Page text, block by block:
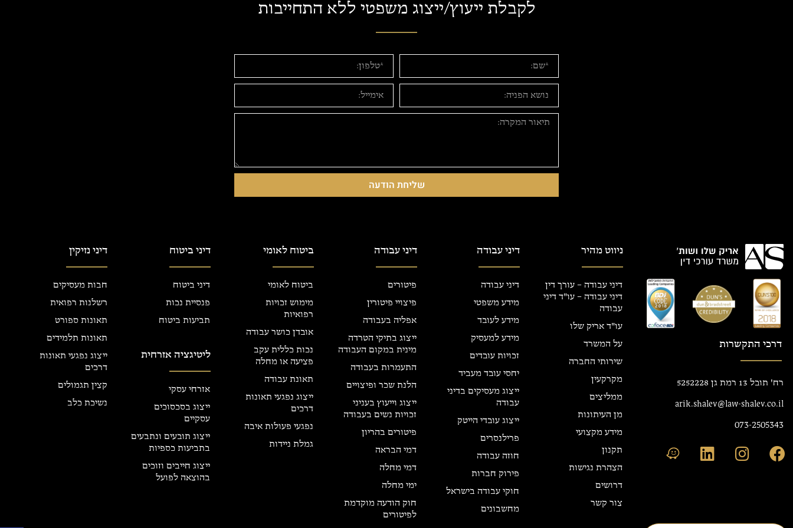
לקבלת ייעוץ/ייצוג משפטי ללא התחייבות
שליחת הודעה
דרכי התקשרות
רח' תובל 13 רמת גן 5252228
arik.shalev@law-shalev.co.il
073-2505343
ניווט מהיר
דיני עבודה – עורך דין
דיני עבודה – עו"ד דיני
עבודה
עו"ד אריק שלו
על המשרד
שירותי החברה
מקרקעין
ממליצים
מן העיתונות
מידע מקצועי
תקנון
הצהרת נגישות
דרושים
צור קשר
דיני עבודה
דיני עבודה
מידע משפטי
מידע לעובד
מידע למעסיק
זכויות עובדים
יחסי עובד מעביד
ייצוג מעסיקים בדיני
עבודה
ייצוג עובדי הייטק
פרילנסרים
חוזה עבודה
פירוק חברות
חוקי עבודה בישראל
מחשבונים
דיני עבודה
פיטורים
פיצויי פיטורין
אפליה בעבודה
ייצוג בתיקי הטרדה
מינית במקום העבודה
התעמרות בעבודה
הלנת שכר ופיצויים
ייצוג וייעוץ בעניני
זכויות נשים בעבודה
פיטורים בהריון
דמי הבראה
דמי מחלה
ימי מחלה
חוק הודעה מוקדמת
לפיטורים
ביטוח לאומי
ביטוח לאומי
מימוש זכויות
רפואיות
אובדן כושר עבודה
נכות כללית עקב
פציעה או מחלה
תאונת עבודה
ייצוג נפגעי תאונות
דרכים
נפגעי פעולות איבה
גמלת ניידות
דיני ביטוח
דיני ביטוח
פנסיית נכות
תביעות ביטוח
ליטיגציה אזרחית
אזרחי עסקי
ייצוג בסכסוכים
עסקיים
ייצוג תובעים ונתבעים
בתביעות כספיות
ייצוג חייבים וזוכים
בהוצאה לפועל
דיני נזיקין
חבות מעסיקים
רשלנות רפואית
תאונות ספורט
תאונות תלמידים
ייצוג נפגעי תאונות
דרכים
קצין תגמולים
נשיכת כלב